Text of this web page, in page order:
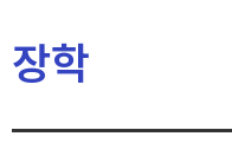
장학